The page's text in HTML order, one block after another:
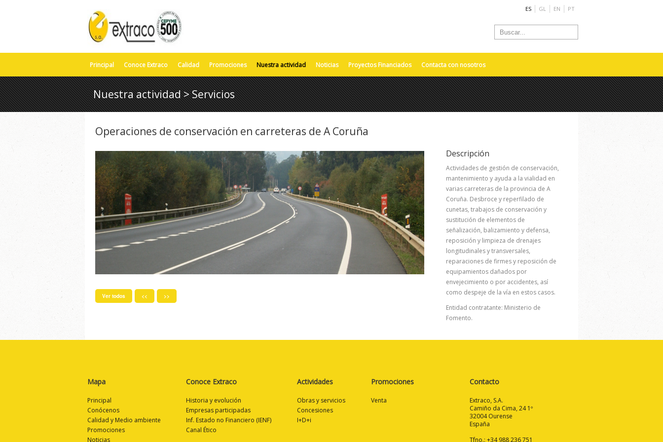
ES GL EN PT
Principal Conoce Extraco Calidad Promociones Nuestra actividad Noticias Proyectos Financiados Contacta con nosotros
Nuestra actividad > Servicios
Operaciones de conservación en carreteras de A Coruña
Ver todos << >>
Descripción
Actividades de gestión de conservación,
mantenimiento y ayuda a la vialidad en
varias carreteras de la provincia de A
Coruña. Desbroce y reperfilado de
cunetas, trabajos de conservación y
sustitución de elementos de
señalización, balizamiento y defensa,
reposición y limpieza de drenajes
longitudinales y transversales,
reparaciones de firmes y reposición de
equipamientos dañados por
envejecimiento o por accidentes, así
como despeje de la vía en estos casos.
Entidad contratante: Ministerio de
Fomento.
Mapa
Principal
Conócenos
Calidad y Medio ambiente
Promociones
Noticias
Conoce Extraco
Historia y evolución
Empresas participadas
Inf. Estado no Financiero (IENF)
Canal Ético
Actividades
Obras y servicios
Concesiones
I+D+i
Promociones
Venta
Contacto
Extraco, S.A.
Camiño da Cima, 24 1º
32004 Ourense
España
Tfno.: +34 988 236 751